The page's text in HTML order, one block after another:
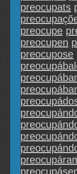
preocupats
preocupe
preocupen
preocupose